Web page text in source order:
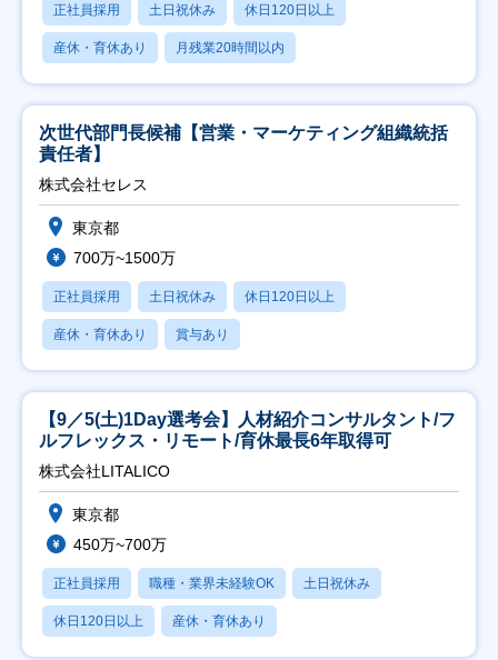
正社員採用 土日祝休み 休日120日以上
産休・育休あり 月残業20時間以内
次世代部門長候補【営業・マーケティング組織統括
責任者】
株式会社セレス
東京都
700万~1500万
正社員採用 土日祝休み 休日120日以上
産休・育休あり 賞与あり
【9／5(土)1Day選考会】人材紹介コンサルタント/フ
ルフレックス・リモート/育休最長6年取得可
株式会社LITALICO
東京都
450万~700万
正社員採用 職種・業界未経験OK 土日祝休み
休日120日以上 産休・育休あり